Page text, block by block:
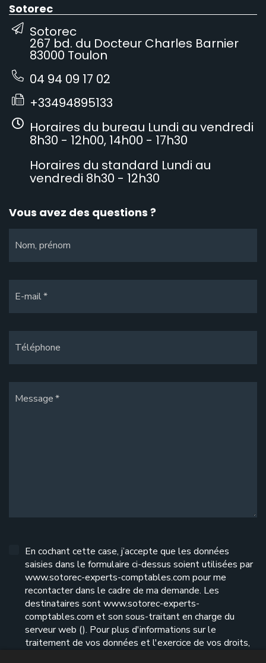
Sotorec
Sotorec
267 bd. du Docteur Charles Barnier
83000 Toulon
04 94 09 17 02
+33494895133
Horaires du bureau Lundi au vendredi
8h30 - 12h00, 14h00 - 17h30
Horaires du standard Lundi au
vendredi 8h30 - 12h30
Vous avez des questions ?
Nom, prénom
E-mail
Téléphone
Message
En cochant cette case, j’accepte que les données
saisies dans le formulaire ci-dessus soient utilisées par
www.sotorec-experts-comptables.com pour me
recontacter dans le cadre de ma demande. Les
destinataires sont www.sotorec-experts-
comptables.com et son sous-traitant en charge du
serveur web (). Pour plus d'informations sur le
traitement de vos données et l'exercice de vos droits,